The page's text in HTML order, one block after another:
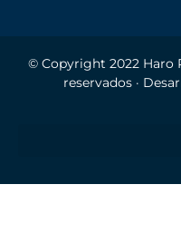
© Copyright 2022 Haro
reservados ·